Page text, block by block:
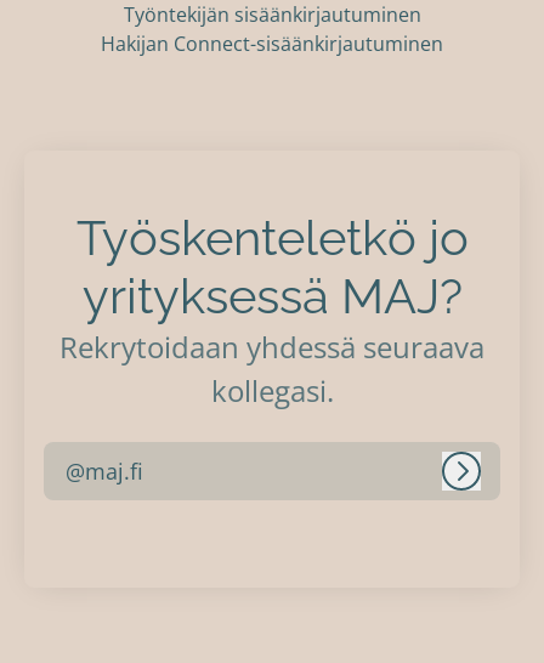
Työntekijän sisäänkirjautuminen
Hakijan Connect-sisäänkirjautuminen
Työskenteletkö jo
yrityksessä MAJ?
Rekrytoidaan yhdessä seuraava
kollegasi.
@maj.fi